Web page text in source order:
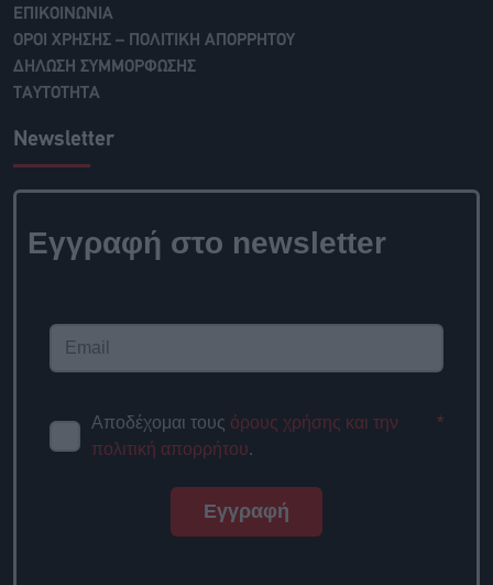
ΕΠΙΚΟΙΝΩΝΙΑ
ΟΡΟΙ ΧΡΗΣΗΣ – ΠΟΛΙΤΙΚΗ ΑΠΟΡΡΗΤΟΥ
ΔΗΛΩΣΗ ΣΥΜΜΟΡΦΩΣΗΣ
ΤΑΥΤΟΤΗΤΑ
Newsletter
Εγγραφή στο newsletter
Αποδέχομαι τους όρους χρήσης και την
πολιτική απορρήτου.
*
Εγγραφή